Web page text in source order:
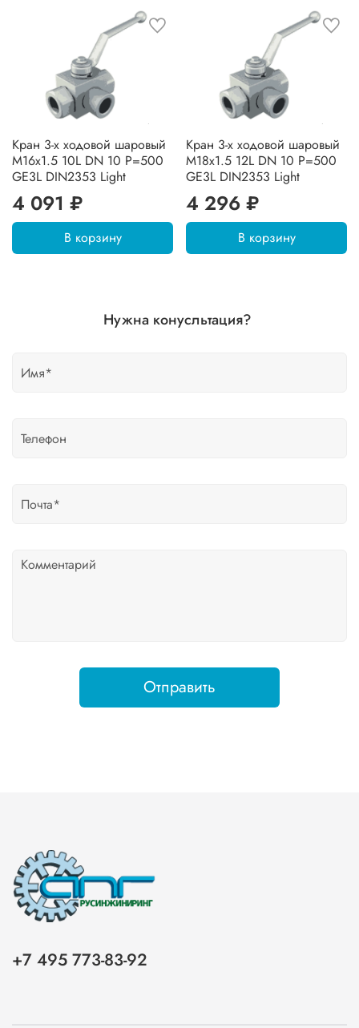
Кран 3-х ходовой шаровый
M16x1.5 10L DN 10 P=500
GE3L DIN2353 Light
4 091 ₽
В корзину
Кран 3-х ходовой шаровый
M18x1.5 12L DN 10 P=500
GE3L DIN2353 Light
4 296 ₽
В корзину
Нужна конусльтация?
Отправить
+7 495 773-83-92